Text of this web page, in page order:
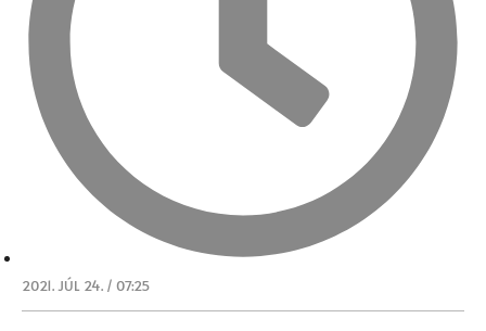
2021. JÚL 24. / 07:25